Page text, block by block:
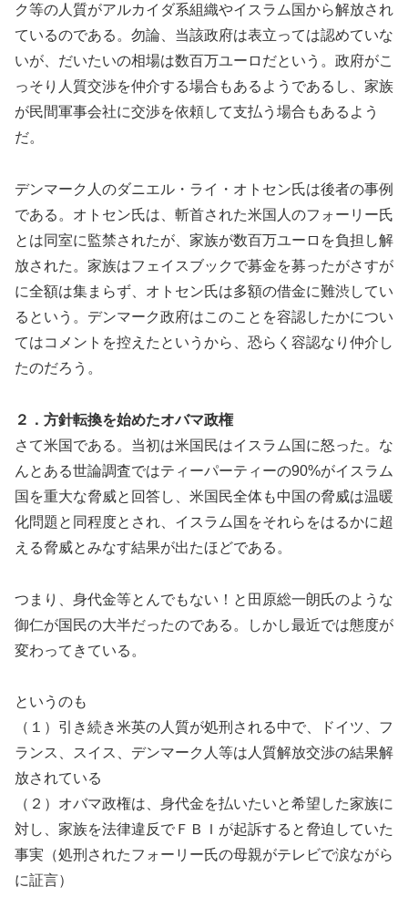
ク等の人質がアルカイダ系組織やイスラム国から解放され
ているのである。勿論、当該政府は表立っては認めていな
いが、だいたいの相場は数百万ユーロだという。政府がこ
っそり人質交渉を仲介する場合もあるようであるし、家族
が民間軍事会社に交渉を依頼して支払う場合もあるよう
だ。
デンマーク人のダニエル・ライ・オトセン氏は後者の事例
である。オトセン氏は、斬首された米国人のフォーリー氏
とは同室に監禁されたが、家族が数百万ユーロを負担し解
放された。家族はフェイスブックで募金を募ったがさすが
に全額は集まらず、オトセン氏は多額の借金に難渋してい
るという。デンマーク政府はこのことを容認したかについ
てはコメントを控えたというから、恐らく容認なり仲介し
たのだろう。
２．方針転換を始めたオバマ政権
さて米国である。当初は米国民はイスラム国に怒った。な
んとある世論調査ではティーパーティーの90%がイスラム
国を重大な脅威と回答し、米国民全体も中国の脅威は温暖
化問題と同程度とされ、イスラム国をそれらをはるかに超
える脅威とみなす結果が出たほどである。
つまり、身代金等とんでもない！と田原総一朗氏のような
御仁が国民の大半だったのである。しかし最近では態度が
変わってきている。
というのも
（１）引き続き米英の人質が処刑される中で、ドイツ、フ
ランス、スイス、デンマーク人等は人質解放交渉の結果解
放されている
（２）オバマ政権は、身代金を払いたいと希望した家族に
対し、家族を法律違反でＦＢＩが起訴すると脅迫していた
事実（処刑されたフォーリー氏の母親がテレビで涙ながら
に証言）